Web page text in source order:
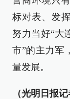
标对表、发
努力当好“大
市”的主力军
量发展。
（光明日报